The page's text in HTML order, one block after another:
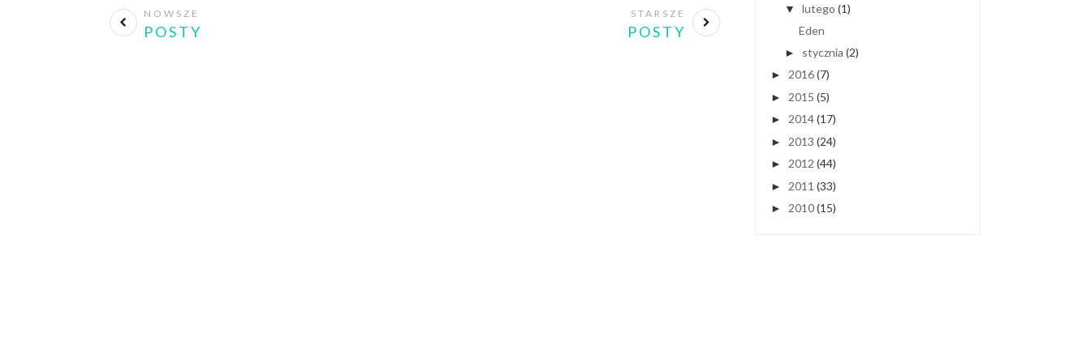
NOWSZE
POSTY
STARSZE
POSTY
▼ lutego (1)
Eden
► stycznia (2)
► 2016(7)
► 2015 (5)
► 2014(17)
► 2013 (24)
► 2012 (44)
► 2011 (33)
► 2010(15)